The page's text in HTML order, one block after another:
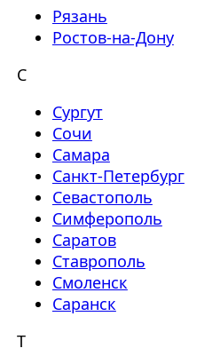
Рязань
Ростов-на-Дону
С
Сургут
Сочи
Самара
Санкт-Петербург
Севастополь
Симферополь
Саратов
Ставрополь
Смоленск
Саранск
Т